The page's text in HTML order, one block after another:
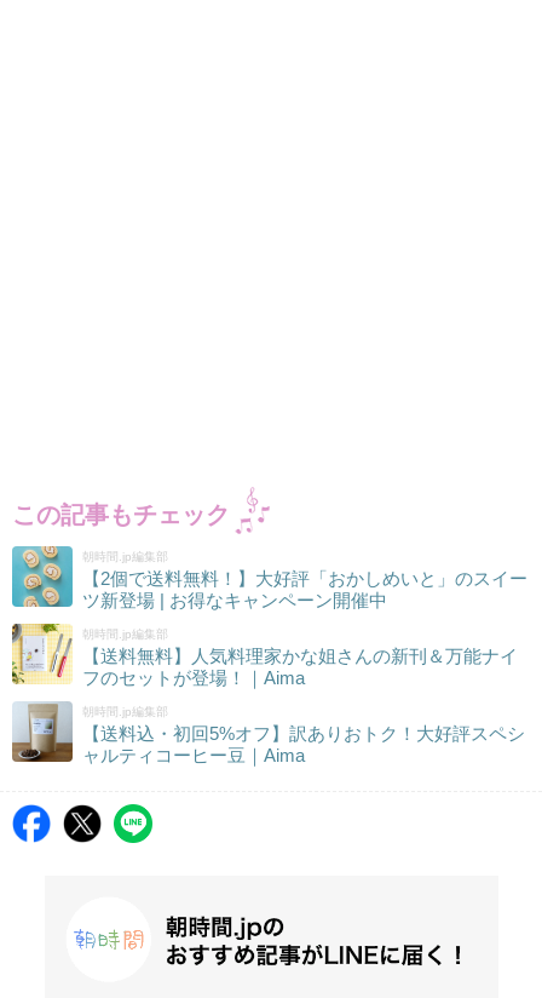
この記事もチェック
朝時間.jp編集部
【2個で送料無料！】大好評「おかしめいと」のスイー
ツ新登場 | お得なキャンペーン開催中
朝時間.jp編集部
【送料無料】人気料理家かな姐さんの新刊＆万能ナイ
フのセットが登場！｜Aima
朝時間.jp編集部
【送料込・初回5%オフ】訳ありおトク！大好評スペシ
ャルティコーヒー豆｜Aima